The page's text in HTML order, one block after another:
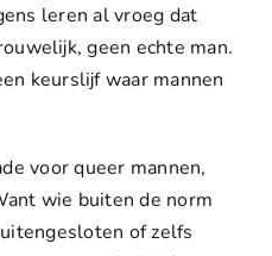
leren al vroeg dat
geen echte man.
keurslijf waar mannen
voor queer mannen,
wie buiten de norm
of zelfs